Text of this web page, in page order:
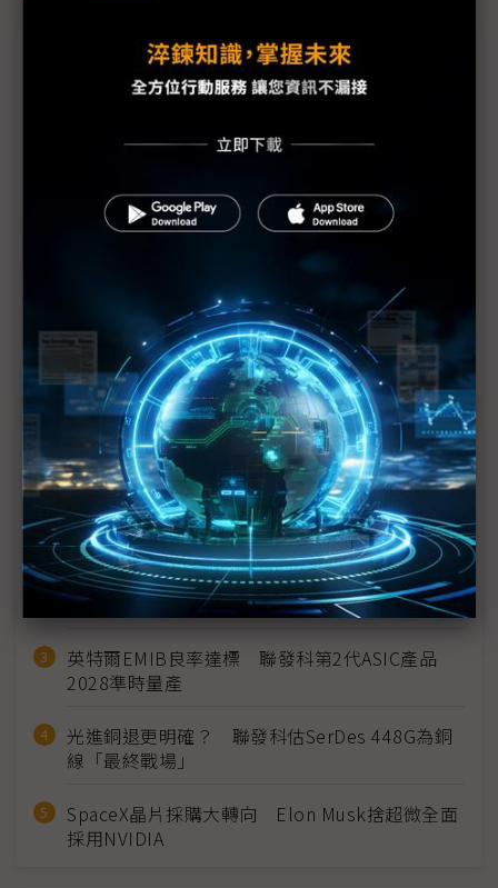
議題精選－台廠立方衛星商機何在
低軌衛星產業蓬勃發展 鐳洋迎多軌衛星通訊趨勢
立方衛星價低彈性大 尚難達供應鏈經濟規模
台廠切入立方衛星 應以酬載為主、製造為輔
立方衛星成長動能强 大廠積極切入產業鏈
近７天熱門報導
MLCC訂單過熱、出貨比創高 村田示警全球AI基
建熱潮將趨緩
2027全年記憶體產能提前售罄 買家「祕而不
宣」只怕買不夠
英特爾EMIB良率達標 聯發科第2代ASIC產品
2028準時量產
光進銅退更明確？ 聯發科估SerDes 448G為銅
線「最終戰場」
SpaceX晶片採購大轉向 Elon Musk捨超微全面
採用NVIDIA